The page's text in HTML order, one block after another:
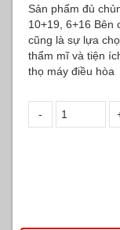
Sản phẩm đủ
10+19, 6+16 Bên
cũng là sự lựa
thẩm mĩ và tiện
thọ máy điều hòa